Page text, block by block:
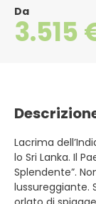
Da
3.515
Lacrima
lo Sri Lanka. Il
Splendente”.
lussureggiante.